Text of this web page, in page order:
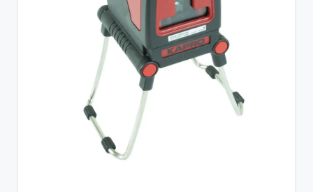
Yhteystiedot